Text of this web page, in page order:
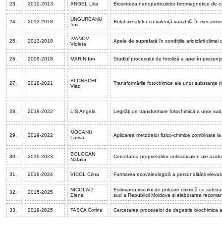
23. 2010-2013 ANGEL Lilia Biosinteza nanoparticulelor feromagnetice de
24. 2012-2018
UNGUREANU
Iurii
Rolul metalelor cu valenţă variabilă în
25. 2013-2018
IVANOV
Violeta
Apele de suprafață în condițiile aridizării climei
26. 2008-2018 MARIN Ion Studiul procesului de fotoliză a apei în
27. 2018-2021
BLONSCHI
Vlad
Transformările fotochimice ale unor substanțe
28. 2018-2022 LIS Angela Legităţi de transformare fotochimică a unor
29. 2019-2022
MOCANU
Larisa
Aplicarea metodelor fizico-chimice combinate
30. 2019-2023
BOLOCAN
Natalia
Cercetarea proprietatilor antiradicalice ale
31. 2019-2024 VICOL Crina Formarea ecovaleologică a personalității
32. 2015-2025
NICOLAU
Elena
Estimarea riscului de poluare chimică cu
sud a Republicii Moldova și elaborarea
33. 2019-2025 TASCA Corina Cercetarea proceselor de degestie biochimica